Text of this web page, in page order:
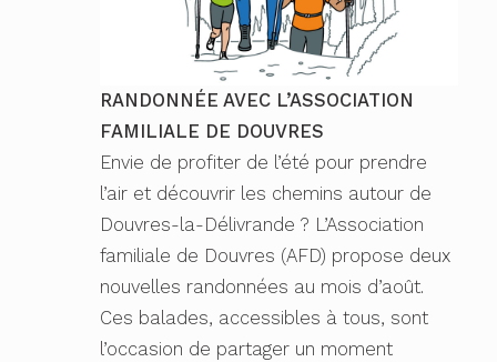
RANDONNÉE AVEC L’ASSOCIATION
FAMILIALE DE DOUVRES
Envie de profiter de l’été pour prendre
l’air et découvrir les chemins autour de
Douvres-la-Délivrande ? L’Association
familiale de Douvres (AFD) propose deux
nouvelles randonnées au mois d’août.
Ces balades, accessibles à tous, sont
l’occasion de partager un moment